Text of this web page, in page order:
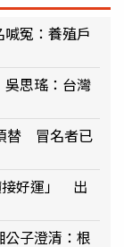
冤：養殖戶
思瑤：台灣
替 冒名者已
接好運」 出
子澄清：根